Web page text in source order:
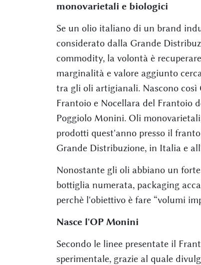
monovarietali e biologici
Se un olio italiano di un brand
considerato dalla Grande
commodity, la volontà è recuperare
marginalità e valore aggiunto
tra gli oli artigianali. Nascono così
Frantoio e Nocellara del Frantoio
Poggiolo Monini. Oli
prodotti quest'anno presso il
Grande Distribuzione, in Italia e
Nonostante gli oli abbiano un
bottiglia numerata, packaging
perchè l'obiettivo è fare “volumi
Nasce l'OP Monini
Secondo le linee presentate il
sperimentale, grazie al quale